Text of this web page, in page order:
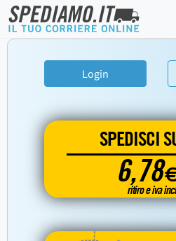
Login
SPEDISCI
6,78
ritiro e iva